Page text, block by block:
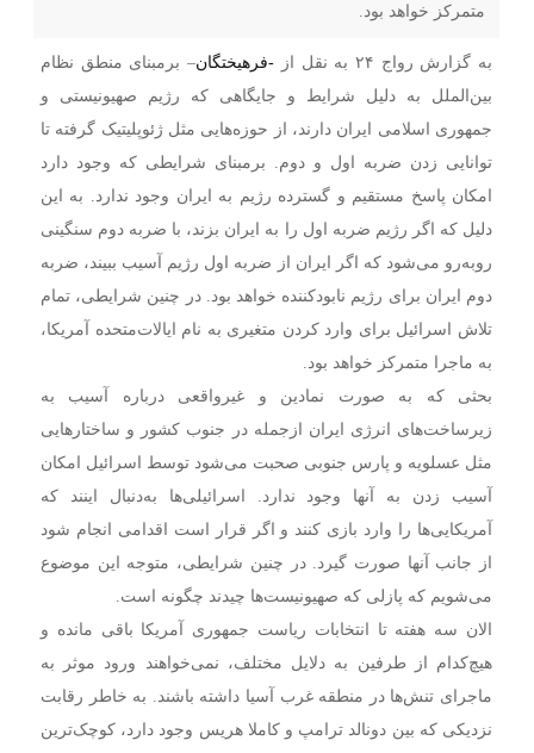
متمرکز خواهد بود.
به گزارش رواج ۲۴ به نقل از -فرهیختگان– برمبنای منطق نظام
بین‌الملل به دلیل شرایط و جایگاهی که رژیم صهیونیستی و
جمهوری اسلامی ایران دارند، از حوزه‌هایی مثل ژئوپلیتیک گرفته تا
توانایی زدن ضربه اول و دوم. برمبنای شرایطی که وجود دارد
امکان پاسخ مستقیم و گسترده رژیم به ایران وجود ندارد. به این
دلیل که اگر رژیم ضربه اول را به ایران بزند، با ضربه دوم سنگینی
روبه‌رو می‌شود که اگر ایران از ضربه اول رژیم آسیب ببیند، ضربه
دوم ایران برای رژیم نابودکننده خواهد بود. در چنین شرایطی، تمام
تلاش اسرائیل برای وارد کردن متغیری به نام ایالات‌متحده آمریکا،
به ماجرا متمرکز خواهد بود.
بحثی که به صورت نمادین و غیرواقعی درباره آسیب به
زیرساخت‌های انرژی ایران ازجمله در جنوب کشور و ساختارهایی
مثل عسلویه و پارس جنوبی صحبت می‌شود توسط اسرائیل امکان
آسیب زدن به آنها وجود ندارد. اسرائیلی‌ها به‌دنبال اینند که
آمریکایی‌ها را وارد بازی کنند و اگر قرار است اقدامی انجام شود
از جانب آنها صورت گیرد. در چنین شرایطی، متوجه این موضوع
می‌شویم که پازلی که صهیونیست‌ها چیدند چگونه است.
الان سه هفته تا انتخابات ریاست جمهوری آمریکا باقی مانده و
هیچ‌کدام از طرفین به دلایل مختلف، نمی‌خواهند ورود موثر به
ماجرای تنش‌ها در منطقه غرب آسیا داشته باشند. به خاطر رقابت
نزدیکی که بین دونالد ترامپ و کاملا هریس وجود دارد، کوچک‌ترین